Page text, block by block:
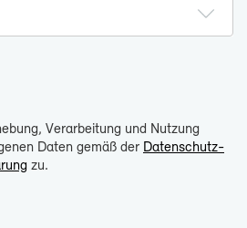
Verarbeitung und Nutzung
Daten gemäß der Datenschutz-
zu.